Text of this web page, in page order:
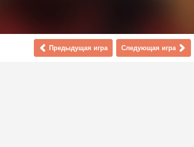
Предыдущая игра Следующая игра